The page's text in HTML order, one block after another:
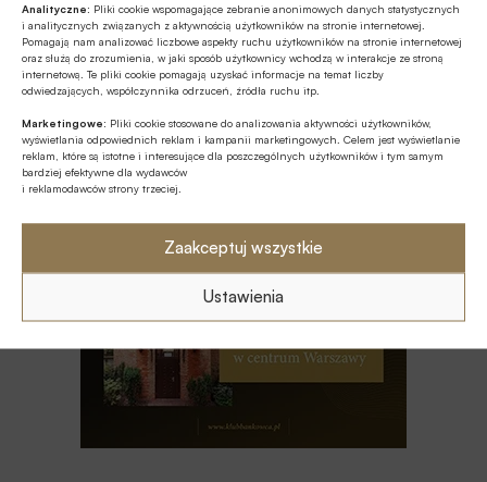
Analityczne: Pliki cookie wspomagające zebranie anonimowych danych statystycznych
i analitycznych związanych z aktywnością użytkowników na stronie internetowej.
Pomagają nam analizować liczbowe aspekty ruchu użytkowników na stronie internetowej
oraz służą do zrozumienia, w jaki sposób użytkownicy wchodzą w interakcje ze stroną
internetową. Te pliki cookie pomagają uzyskać informacje na temat liczby
odwiedzających, współczynnika odrzuceń, źródła ruchu itp.
Marketingowe: Pliki cookie stosowane do analizowania aktywności użytkowników,
wyświetlania odpowiednich reklam i kampanii marketingowych. Celem jest wyświetlanie
reklam, które są istotne i interesujące dla poszczególnych użytkowników i tym samym
bardziej efektywne dla wydawców
i reklamodawców strony trzeciej.
Zaakceptuj wszystkie
Ustawienia
PKO BP o nowych zasadach
ustawowych w sprawach frankowych
MULTIMEDIA
Na czym polega faza Discovery?